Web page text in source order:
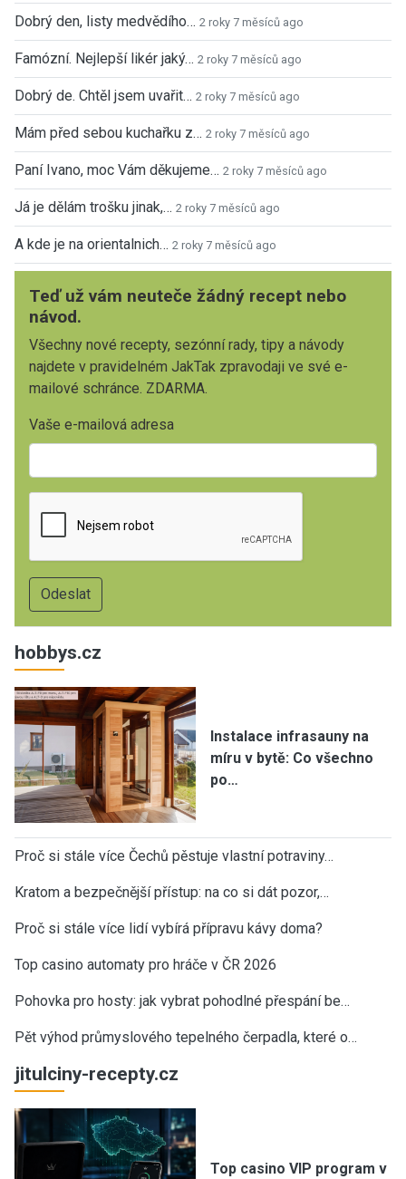
Dobrý den, listy medvědího… 2 roky 7 měsíců ago
Famózní. Nejlepší likér jaký… 2 roky 7 měsíců ago
Dobrý de. Chtěl jsem uvařit… 2 roky 7 měsíců ago
Mám před sebou kuchařku z… 2 roky 7 měsíců ago
Paní Ivano, moc Vám děkujeme… 2 roky 7 měsíců ago
Já je dělám trošku jinak,… 2 roky 7 měsíců ago
A kde je na orientalnich… 2 roky 7 měsíců ago
Teď už vám neuteče žádný recept nebo
návod.
Všechny nové recepty, sezónní rady, tipy a návody
najdete v pravidelném JakTak zpravodaji ve své e-
mailové schránce. ZDARMA.
Vaše e-mailová adresa
hobbys.cz
Instalace infrasauny na
míru v bytě: Co všechno
po…
Proč si stále více Čechů pěstuje vlastní potraviny…
Kratom a bezpečnější přístup: na co si dát pozor,…
Proč si stále více lidí vybírá přípravu kávy doma?
Top casino automaty pro hráče v ČR 2026
Pohovka pro hosty: jak vybrat pohodlné přespání be…
Pět výhod průmyslového tepelného čerpadla, které o…
jitulciny-recepty.cz
Top casino VIP program v